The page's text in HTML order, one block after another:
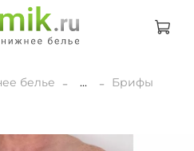
белье ... Брифы